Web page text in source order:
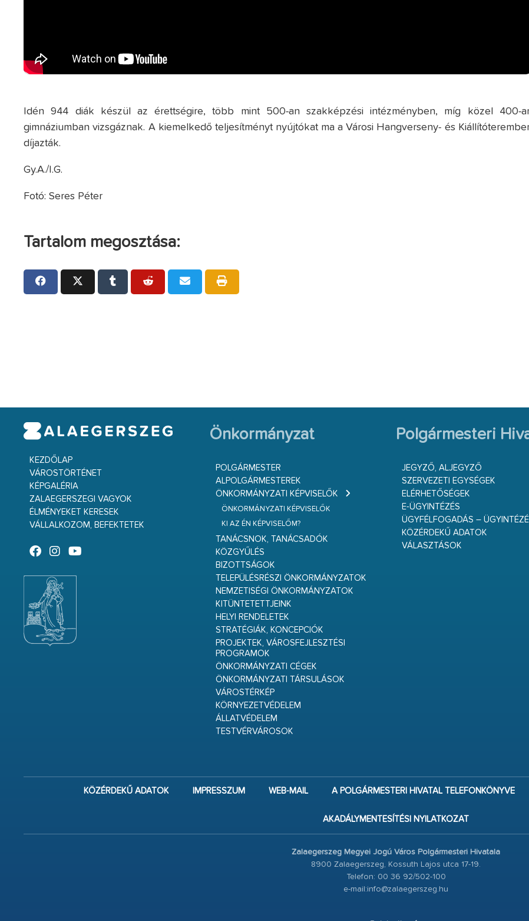
Idén 944 diák készül az érettségire, több mint 500-an szakképzési intézményben, míg közel 400-
gimnáziumban vizsgáznak. A kiemelkedő teljesítményt nyújtókat ma a Városi Hangverseny- és
díjazták.
Gy.A./I.G.
Fotó: Seres Péter
Tartalom megosztása:
KEZDŐLAP
VÁROSTÖRTÉNET
KÉPGALÉRIA
ZALAEGERSZEGI VAGYOK
ÉLMÉNYEKET KERESEK
VÁLLALKOZOM, BEFEKTETEK
Önkormányzat
POLGÁRMESTER
ALPOLGÁRMESTEREK
ÖNKORMÁNYZATI KÉPVISELŐK
ÖNKORMÁNYZATI KÉPVISELŐK
KI AZ ÉN KÉPVISELŐM?
TANÁCSNOK, TANÁCSADÓK
KÖZGYŰLÉS
BIZOTTSÁGOK
TELEPÜLÉSRÉSZI ÖNKORMÁNYZATOK
NEMZETISÉGI ÖNKORMÁNYZATOK
KITÜNTETETTJEINK
HELYI RENDELETEK
STRATÉGIÁK, KONCEPCIÓK
PROJEKTEK, VÁROSFEJLESZTÉSI
PROGRAMOK
ÖNKORMÁNYZATI CÉGEK
ÖNKORMÁNYZATI TÁRSULÁSOK
VÁROSTÉRKÉP
KÖRNYEZETVÉDELEM
ÁLLATVÉDELEM
TESTVÉRVÁROSOK
Polgármesteri
JEGYZŐ, ALJEGYZŐ
SZERVEZETI EGYSÉGEK
ELÉRHETŐSÉGEK
E-ÜGYINTÉZÉS
ÜGYFÉLFOGADÁS –
KÖZÉRDEKŰ ADATOK
VÁLASZTÁSOK
KÖZÉRDEKŰ ADATOK IMPRESSZUM WEB-MAIL A POLGÁRMESTERI HIVATAL TELEFONKÖNYVE
AKADÁLYMENTESÍTÉSI NYILATKOZAT
Zalaegerszeg Megyei Jogú Város Polgármesteri Hivatala
8900 Zalaegerszeg, Kossuth Lajos utca 17-19.
Telefon: 00 36 92/502-100
e-mail:info@zalaegerszeg.hu